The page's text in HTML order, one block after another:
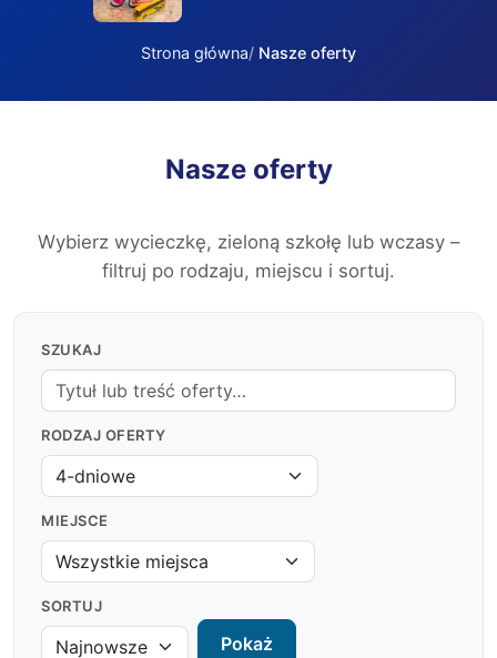
Strona główna Nasze oferty
Nasze oferty
Wybierz wycieczkę, zieloną szkołę lub wczasy –
filtruj po rodzaju, miejscu i sortuj.
SZUKAJ
RODZAJ OFERTY
MIEJSCE
SORTUJ
Pokaż